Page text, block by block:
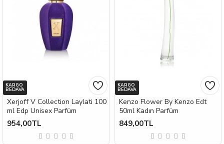
KARGO
BEDAVA
Xerjoff V Collection Laylati 100
ml Edp Unisex Parfüm
954,00TL
KARGO
BEDAVA
Kenzo Flower By Kenzo Edt
50ml Kadın Parfüm
849,00TL